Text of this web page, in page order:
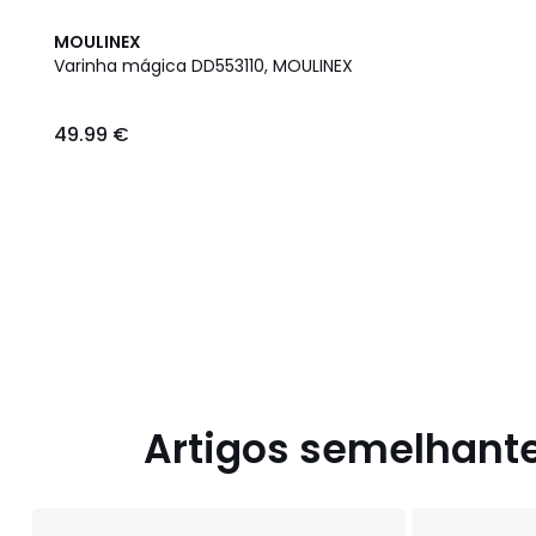
MOULINEX
Varinha mágica DD553110, MOULINEX
€.
49.99 €
Artigos